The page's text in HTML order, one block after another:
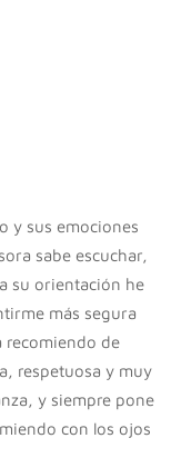
y sus emociones
sabe escuchar,
su orientación he
más segura
recomiendo de
respetuosa y muy
y siempre pone
con los ojos